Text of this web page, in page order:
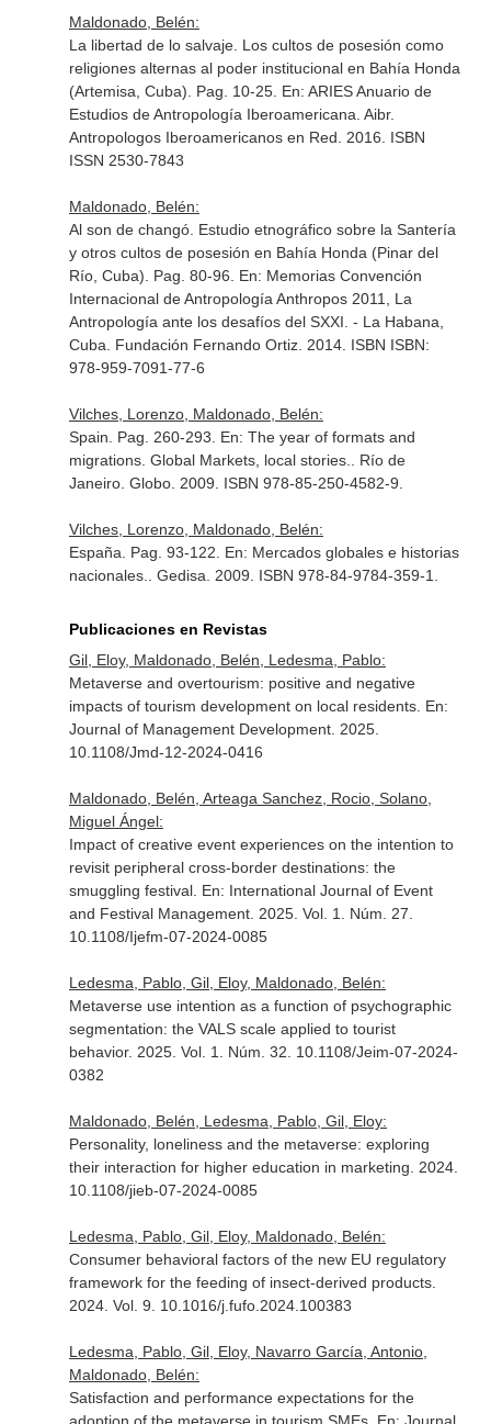
Maldonado, Belén:
La libertad de lo salvaje. Los cultos de posesión como
religiones alternas al poder institucional en Bahía Honda
(Artemisa, Cuba). Pag. 10-25. En: ARIES Anuario de
Estudios de Antropología Iberoamericana . Aibr.
Antropologos Iberoamericanos en Red. 2016. ISBN
ISSN 2530-7843
Maldonado, Belén:
Al son de changó. Estudio etnográfico sobre la Santería
y otros cultos de posesión en Bahía Honda (Pinar del
Río, Cuba). Pag. 80-96. En: Memorias Convención
Internacional de Antropología Anthropos 2011, La
Antropología ante los desafíos del SXXI . - La Habana,
Cuba. Fundación Fernando Ortiz. 2014. ISBN ISBN:
978-959-7091-77-6
Vilches, Lorenzo, Maldonado, Belén:
Spain. Pag. 260-293. En: The year of formats and
migrations. Global Markets, local stories.
. Río de
Janeiro. Globo. 2009. ISBN 978-85-250-4582-9.
Vilches, Lorenzo, Maldonado, Belén:
España. Pag. 93-122. En: Mercados globales e historias
nacionales.
. Gedisa. 2009. ISBN 978-84-9784-359-1.
Publicaciones en Revistas
Gil, Eloy, Maldonado, Belén, Ledesma, Pablo:
Metaverse and overtourism: positive and negative
impacts of tourism development on local residents. En:
Journal of Management Development. 2025.
10.1108/Jmd-12-2024-0416
Maldonado, Belén, Arteaga Sanchez, Rocio, Solano,
Miguel Ángel:
Impact of creative event experiences on the intention to
revisit peripheral cross-border destinations: the
smuggling festival. En: International Journal of Event
and Festival Management. 2025. Vol. 1. Núm. 27.
10.1108/Ijefm-07-2024-0085
Ledesma, Pablo, Gil, Eloy, Maldonado, Belén:
Metaverse use intention as a function of psychographic
segmentation: the VALS scale applied to tourist
behavior. 2025. Vol. 1. Núm. 32. 10.1108/Jeim-07-2024-
0382
Maldonado, Belén, Ledesma, Pablo, Gil, Eloy:
Personality, loneliness and the metaverse: exploring
their interaction for higher education in marketing. 2024.
10.1108/jieb-07-2024-0085
Ledesma, Pablo, Gil, Eloy, Maldonado, Belén:
Consumer behavioral factors of the new EU regulatory
framework for the feeding of insect-derived products.
2024. Vol. 9. 10.1016/j.fufo.2024.100383
Ledesma, Pablo, Gil, Eloy, Navarro García, Antonio,
Maldonado, Belén:
Satisfaction and performance expectations for the